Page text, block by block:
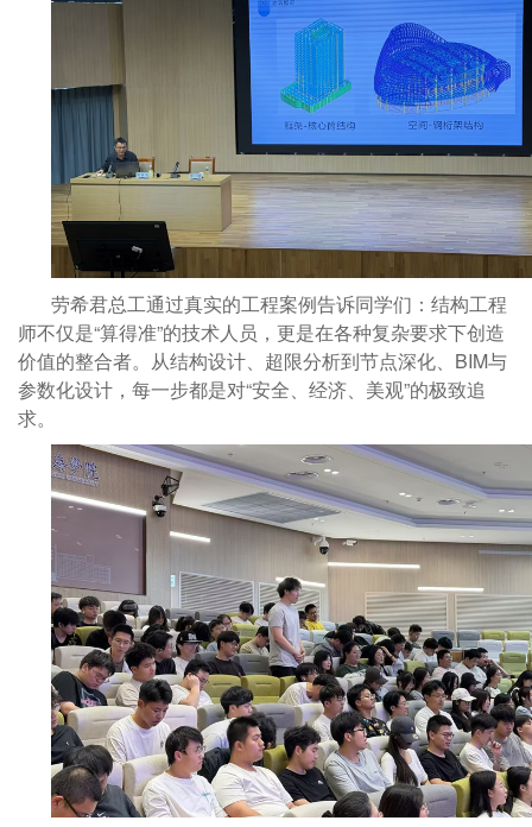
劳希君总工通过真实的工程案例告诉同学们：结构工程
师不仅是“算得准”的技术人员，更是在各种复杂要求下创造
价值的整合者。从结构设计、超限分析到节点深化、BIM与
参数化设计，每一步都是对“安全、经济、美观”的极致追
求。